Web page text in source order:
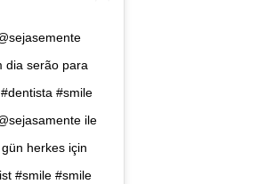
dia serão para
#smile
ile
herkes için
#smile #smile